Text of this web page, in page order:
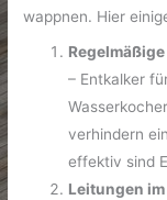
wappnen. Hier
– Entkalker
verhindern
effektiv sind
Leitungen